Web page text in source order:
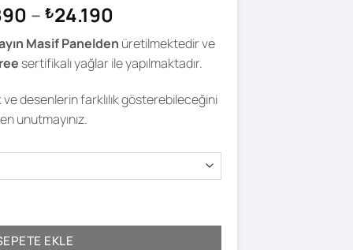
– ₺24.190
aralığı:
₺16.890
-
₺24.190
Masif Panelden üretilmektedir ve
sertifikalı yağlar ile yapılmaktadır.
ve desenlerin farklılık gösterebileceğini
unutmayınız.
EKLE